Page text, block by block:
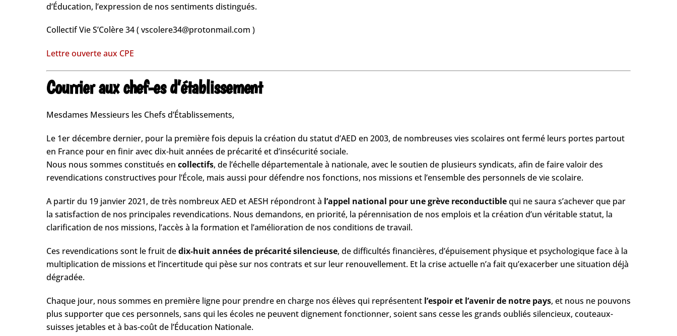
d’Éducation, l’expression de nos sentiments distingués.
​Collectif Vie S’Colère 34​ ( ​vscolere34@protonmail.com​ )
Lettre ouverte aux CPE
Courrier aux chef-es d’établissement
Mesdames Messieurs les Chefs d’Établissements,
Le 1er décembre dernier, pour la première fois depuis la création du statut d’AED en 2003, de nombreuses vies scolaires ont fermé leurs portes partout
en France pour en finir avec dix-huit années de précarité et d’insécurité sociale.
Nous nous sommes constitués en c​ollectifs​, de l’échelle départementale à nationale, avec le soutien de plusieurs syndicats, afin de faire valoir des
revendications constructives pour l’École, mais aussi pour défendre nos fonctions, nos missions et l’ensemble des personnels de vie scolaire.
A partir du 19 janvier 2021, de très nombreux AED et AESH répondront à​ l’appel national pour une grève reconductible​ qui ne saura s’achever que par
la satisfaction de nos principales revendications. Nous demandons, en priorité, la pérennisation de nos emplois et la création d’un véritable statut, la
clarification de nos missions, l’accès à la formation et l’amélioration de nos conditions de travail.
Ces revendications sont le fruit de ​dix-huit années de précarité silencieuse,​ de difficultés financières, d’épuisement physique et psychologique face à la
multiplication de missions et l’incertitude qui pèse sur nos contrats et sur leur renouvellement. Et la crise actuelle n’a fait qu’exacerber une situation déjà
dégradée.
Chaque jour, nous sommes en première ligne pour prendre en charge nos élèves qui représentent l​’espoir et l’avenir de notre pays​, et nous ne pouvons
plus supporter que ces personnels, sans qui les écoles ne peuvent dignement fonctionner, soient sans cesse les grands oubliés silencieux, couteaux-
suisses jetables et à bas-coût de l’Éducation Nationale.